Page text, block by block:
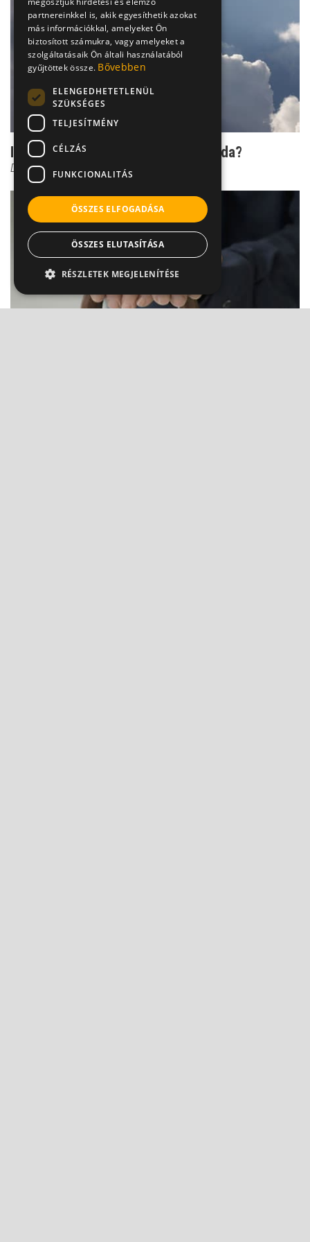
Időjós ízületek: valóság vagy legenda?
Dr. Boross György
partnereinkkel is, akik egyesíthetik azokat
más információkkal, amelyeket Ön
biztosított számukra, vagy amelyeket a
szolgáltatásaik Ön általi használatából
gyűjtöttek össze. Bővebben
ELENGEDHETETLENÜL
SZÜKSÉGES
TELJESÍTMÉNY
CÉLZÁS
FUNKCIONALITÁS
ÖSSZES ELFOGADÁSA
ÖSSZES ELUTASÍTÁSA
RÉSZLETEK MEGJELENÍTÉSE